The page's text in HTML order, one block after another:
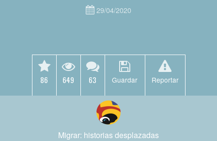
29/04/2020
86 649 63 Guardar Reportar
Migrar: historias desplazadas